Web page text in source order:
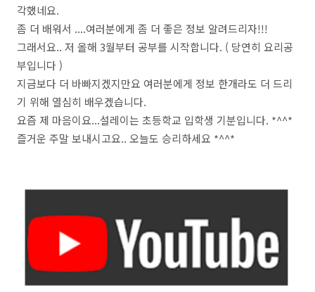
각했네요.
좀 더 배워서 ....여러분에게 좀 더 좋은 정보 알려드리자!!!
그래서요.. 저 올해 3월부터 공부를 시작합니다. ( 당연히 요리공
부입니다 )
지금보다 더 바빠지겠지만요 여러분에게 정보 한개라도 더 드리
기 위해 열심히 배우겠습니다.
요즘 제 마음이요...설레이는 초등학교 입학생 기분입니다. *^^*
즐거운 주말 보내시고요.. 오늘도 승리하세요 *^^*